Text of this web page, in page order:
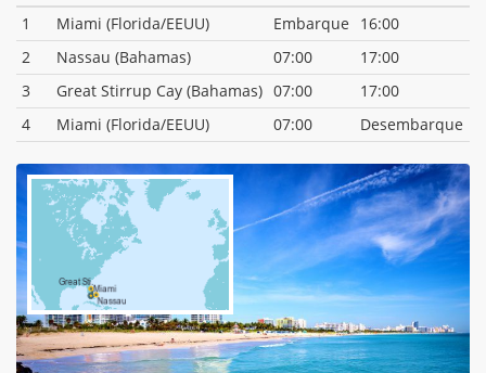
1
Miami (Florida/EEUU) Embarque
16:00
2
Nassau (Bahamas) 07:00
17:00
3
Great Stirrup Cay (Bahamas) 07:00
17:00
4
Miami (Florida/EEUU) 07:00 Desembarque